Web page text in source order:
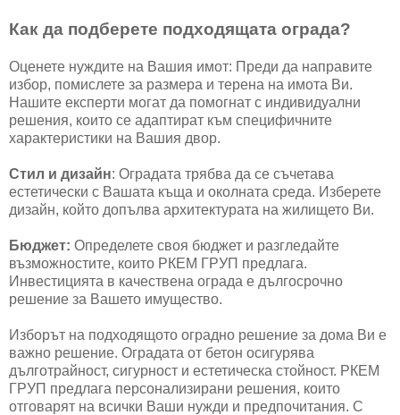
Как да подберете подходящата ограда?
Оценете нуждите на Вашия имот: Преди да направите
избор, помислете за размера и терена на имота Ви.
Нашите експерти могат да помогнат с индивидуални
решения, които се адаптират към специфичните
характеристики на Вашия двор.
Стил и дизайн: Оградата трябва да се съчетава
естетически с Вашата къща и околната среда. Изберете
дизайн, който допълва архитектурата на жилището Ви.
Бюджет: Определете своя бюджет и разгледайте
възможностите, които РКЕМ ГРУП предлага.
Инвестицията в качествена ограда е дългосрочно
решение за Вашето имущество.
Изборът на подходящото оградно решение за дома Ви е
важно решение. Оградата от бетон осигурява
дълготрайност, сигурност и естетическа стойност. РКЕМ
ГРУП предлага персонализирани решения, които
отговарят на всички Ваши нужди и предпочитания. С